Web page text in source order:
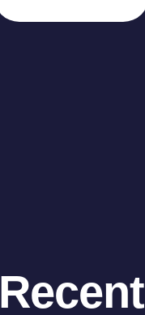
Recent